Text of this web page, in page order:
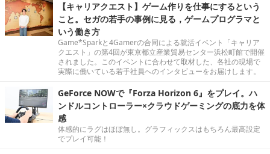
【キャリアクエスト】ゲーム作りを仕事にするという
こと。セガの若手の事例に見る，ゲームプログラマと
いう働き方
Game*Sparkと4Gamerの合同による就活イベント「キャリア
クエスト」の第4回が東京都立産業貿易センター浜松町館で開催
されました。このイベントに合わせて取材した、各社の現場で
実際に働いている若手社員へのインタビューをお届けします。
GeForce NOWで『Forza Horizon 6』をプレイ。ハ
ンドルコントローラー×クラウドゲーミングの底力を体
感
体感的にラグはほぼ無し。グラフィックスはもちろん最高設定
でプレイ可能！